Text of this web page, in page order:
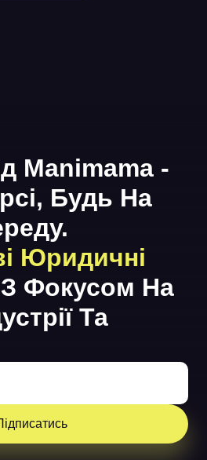
Manimama -
Будь На
Юридичні
З Фокусом На
Та